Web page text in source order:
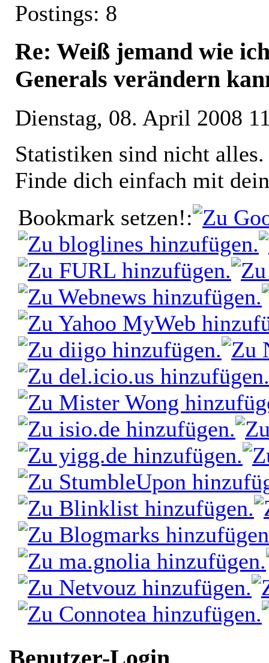
Postings: 8
Re: Weiß jemand wie
Generals verändern
Dienstag, 08. April 2008
Statistiken sind nicht alles.
Finde dich einfach mit
Bookmark setzen!: